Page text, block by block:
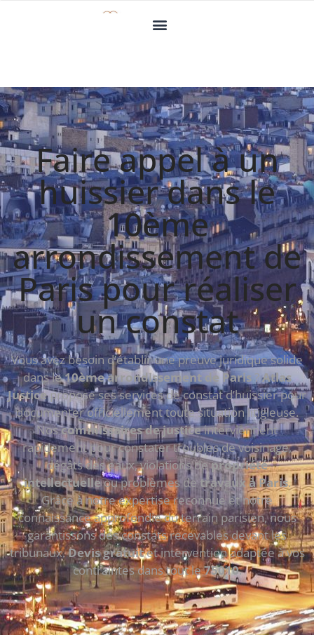
Faire appel à un
huissier dans le
10ème
arrondissement de
Paris pour réaliser
un constat
Vous avez besoin d’établir une preuve juridique solide
dans le10ème arrondissement de Paris?Atlas
Justicepropose ses services de constat d’huissier pour
documenter officiellement toute situation litigieuse.
Noscommissaires de justiceinterviennent
rapidement pour constater troubles de voisinage,
dégâts des eaux, violations depropriété
intellectuelleou problèmes detravaux à Paris.
Grâce à notre expertise reconnue et notre
connaissance approfondie du terrain parisien, nous
garantissons des constats recevables devant les
tribunaux.Devis gratuitet intervention adaptée à vos
contraintes dans tout le75010.